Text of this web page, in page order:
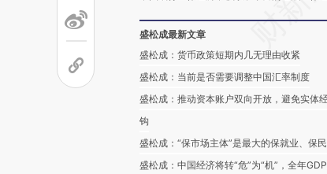
盛松成最新文章
盛松成：货币政策短期内几无理由收紧
盛松成：当前是否需要调整中国汇率制度
盛松成：推动资本账户双向开放，避免实体
钩
盛松成：“保市场主体”是最大的保就业、保
盛松成：中国经济将转“危”为“机”，全年